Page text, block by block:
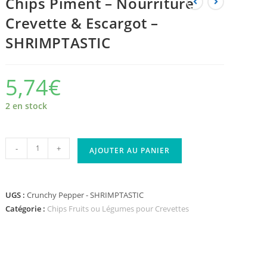
Crevette & Escargot –
SHRIMPTASTIC
5,74€
2 en stock
- + AJOUTER AU PANIER
UGS :Crunchy Pepper - SHRIMPTASTIC
Catégorie : Chips Fruits ou Légumes pour Crevettes